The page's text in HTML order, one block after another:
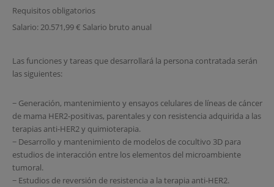
Requisitos obligatorios
Salario: 20.571,99 € Salario bruto anual
Las funciones y tareas que desarrollará la persona contratada serán
las siguientes:
− Generación, mantenimiento y ensayos celulares de líneas de cáncer
de mama HER2-positivas, parentales y con resistencia adquirida a las
terapias anti-HER2 y quimioterapia.
− Desarrollo y mantenimiento de modelos de cocultivo 3D para
estudios de interacción entre los elementos del microambiente
tumoral.
− Estudios de reversión de resistencia a la terapia anti-HER2.